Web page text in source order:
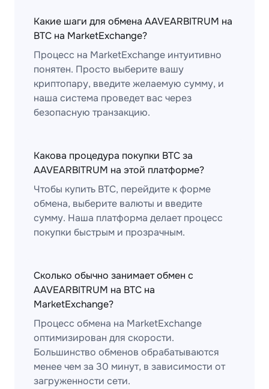
Какие шаги для обмена AAVEARBITRUM на
BTC на MarketExchange?
Процесс на MarketExchange интуитивно
понятен. Просто выберите вашу
криптопару, введите желаемую сумму, и
наша система проведет вас через
безопасную транзакцию.
Какова процедура покупки BTC за
AAVEARBITRUM на этой платформе?
Чтобы купить BTC, перейдите к форме
обмена, выберите валюты и введите
сумму. Наша платформа делает процесс
покупки быстрым и прозрачным.
Сколько обычно занимает обмен с
AAVEARBITRUM на BTC на
MarketExchange?
Процесс обмена на MarketExchange
оптимизирован для скорости.
Большинство обменов обрабатываются
менее чем за 30 минут, в зависимости от
загруженности сети.